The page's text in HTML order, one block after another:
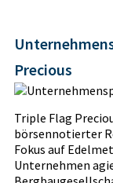
Precious
Triple Flag
börsennotierter
Fokus auf
Unternehmen